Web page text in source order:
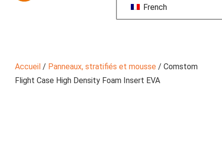
French
Accueil / Panneaux, stratifiés et mousse / Comstom
Flight Case High Density Foam Insert EVA